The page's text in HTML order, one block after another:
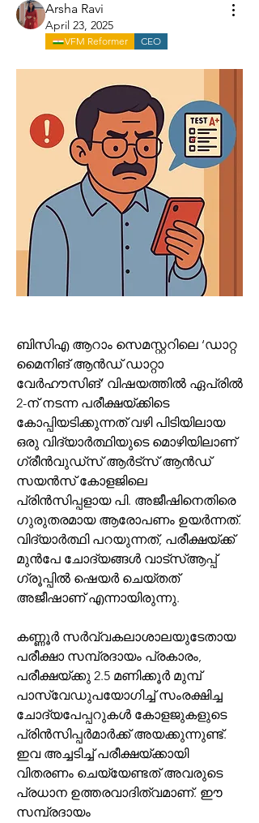
Arsha Ravi
April 23, 2025
VFM Reformer CEO
ബിസിഎ ആറാം സെമസ്റ്ററിലെ ‘ഡാറ്റ
മൈനിങ് ആന്‍ഡ് ഡാറ്റാ
വേര്‍ഹൗസിങ്’ വിഷയത്തിൽ ഏപ്രിൽ
2-ന് നടന്ന പരീക്ഷയ്ക്കിടെ
കോപ്പിയടിക്കുന്നത് വഴി പിടിയിലായ
ഒരു വിദ്യാർത്ഥിയുടെ മൊഴിയിലാണ്
ഗ്രീന്‍വുഡ്സ് ആര്‍ട്‌സ് ആന്‍ഡ്
സയന്‍സ് കോളജിലെ
പ്രിൻസിപ്പളായ പി. അജീഷിനെതിരെ
ഗുരുതരമായ ആരോപണം ഉയർന്നത്.
വിദ്യാർത്ഥി പറയുന്നത്, പരീക്ഷയ്ക്ക്
മുൻപേ ചോദ്യങ്ങൾ വാട്സ്ആപ്പ്
ഗ്രൂപ്പിൽ ഷെയർ ചെയ്‌തത്
അജീഷാണ് എന്നായിരുന്നു.
കണ്ണൂര്‍ സര്‍വ്വകലാശാലയുടേതായ
പരീക്ഷാ സമ്പ്രദായം പ്രകാരം,
പരീക്ഷയ്ക്കു 2.5 മണിക്കൂര്‍ മുമ്പ്
പാസ്‌വേഡുപയോഗിച്ച് സംരക്ഷിച്ച
ചോദ്യപേപ്പറുകള്‍ കോളജുകളുടെ
പ്രിൻസിപ്പർമാർക്ക് അയക്കുന്നുണ്ട്.
ഇവ അച്ചടിച്ച് പരീക്ഷയ്ക്കായി
വിതരണം ചെയ്യേണ്ടത് അവരുടെ
പ്രധാന ഉത്തരവാദിത്വമാണ്. ഈ
സമ്പ്രദായം